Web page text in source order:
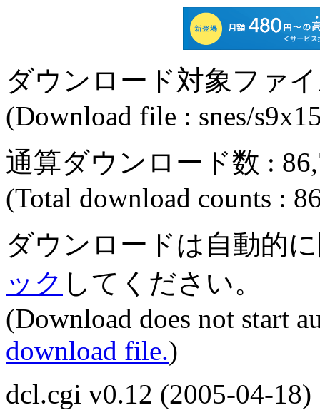
ダウンロード対象ファイ
(Download file : snes/
通算ダウンロード数 :
(Total download counts :
ダウンロードは自動的
ック してください。
(Download does not start
download file.)
dcl.cgi v0.12 (2005-04-18)